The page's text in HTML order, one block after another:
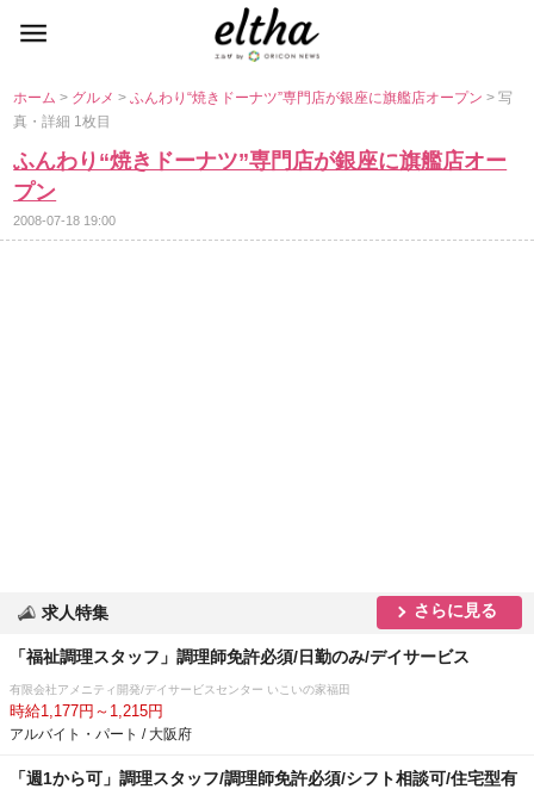
ホーム> グルメ>ふんわり“焼きドーナツ”専門店が銀座に旗艦店オープン> 写
真・詳細 1枚目
ふんわり“焼きドーナツ”専門店が銀座に旗艦店オー
プン
2008-07-18 19:00
求人特集 さらに見る
「福祉調理スタッフ」調理師免許必須/日勤のみ/デイサービス
有限会社アメニティ開発/デイサービスセンター いこいの家福田
時給1,177円～1,215円
アルバイト・パート / 大阪府
「週1から可」調理スタッフ/調理師免許必須/シフト相談可/住宅型有